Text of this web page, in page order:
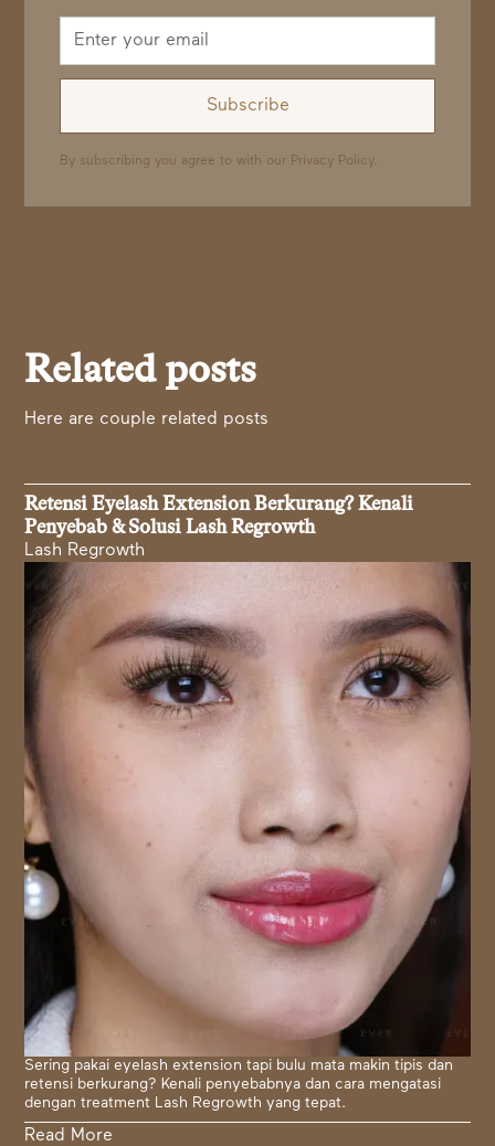
By subscribing you agree to with our Privacy Policy.
Related posts
Here are couple related posts
Retensi Eyelash Extension Berkurang? Kenali
Penyebab & Solusi Lash Regrowth
Lash Regrowth
Sering pakai eyelash extension tapi bulu mata makin tipis dan
retensi berkurang? Kenali penyebabnya dan cara mengatasi
dengan treatment Lash Regrowth yang tepat.
Read More